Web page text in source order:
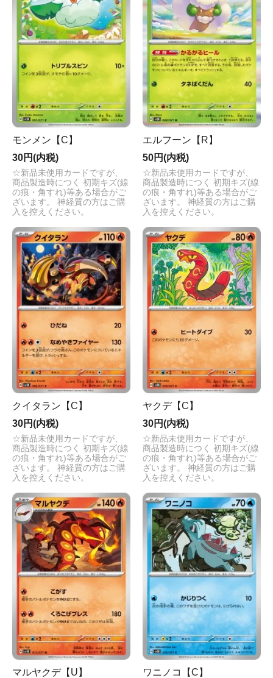
モンメン【C】
30円(内税)
☆新品未使用カードですが、
商品製造時につく 初期キズ(線
の痕・角すれ)等ある場合がご
ざいます。 神経質の方はご購
入を控えください。
エルフーン【R】
50円(内税)
☆新品未使用カードですが、
商品製造時につく 初期キズ(線
の痕・角すれ)等ある場合がご
ざいます。 神経質の方はご購
入を控えください。
クイタラン【C】
30円(内税)
☆新品未使用カードですが、
商品製造時につく 初期キズ(線
の痕・角すれ)等ある場合がご
ざいます。 神経質の方はご購
入を控えください。
ヤクデ【C】
30円(内税)
☆新品未使用カードですが、
商品製造時につく 初期キズ(線
の痕・角すれ)等ある場合がご
ざいます。 神経質の方はご購
入を控えください。
マルヤクデ【U】
ワニノコ【C】